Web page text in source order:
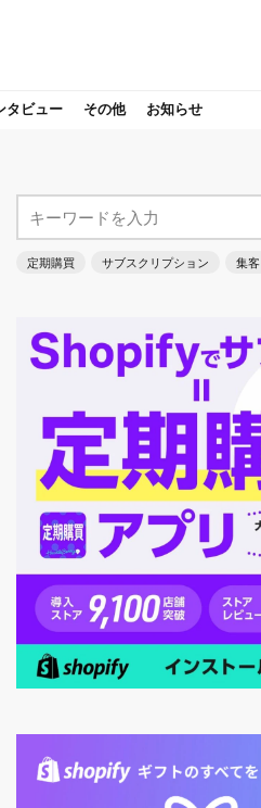
タビュー その他 お知らせ
定期購買 サブスクリプション 集客